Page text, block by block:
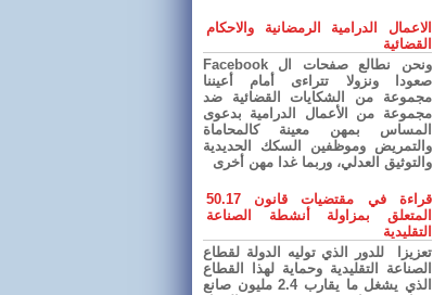
الاعمال الدرامية الرمضانية والاحكام
القضائية
ونحن نطالع صفحات ال Facebook
صعودا ونزولا تتراءى أمام أعيننا
مجموعة من الشكايات القضائية ضد
مجموعة من الأعمال الدرامية بدعوى
المساس بمهن معينة كالمحاماة
والتمريض وموظفين السكك الحديدية
والتوثيق العدلي، وربما غدا مهن أخرى
قراءة في مقتضيات قانون 50.17
المتعلق بمزاولة أنشطة الصناعة
التقليدية
تعزيزا للدور الذي توليه الدولة لقطاع
الصناعة التقليدية وحماية لهذا القطاع
الذي يشغل ما يقارب 2.4 مليون صانع